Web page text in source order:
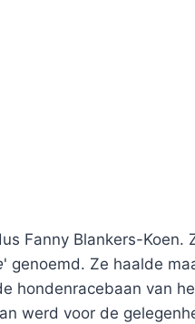
Fanny Blankers-
' genoemd. Ze haalde
hondenracebaan van
werd voor de